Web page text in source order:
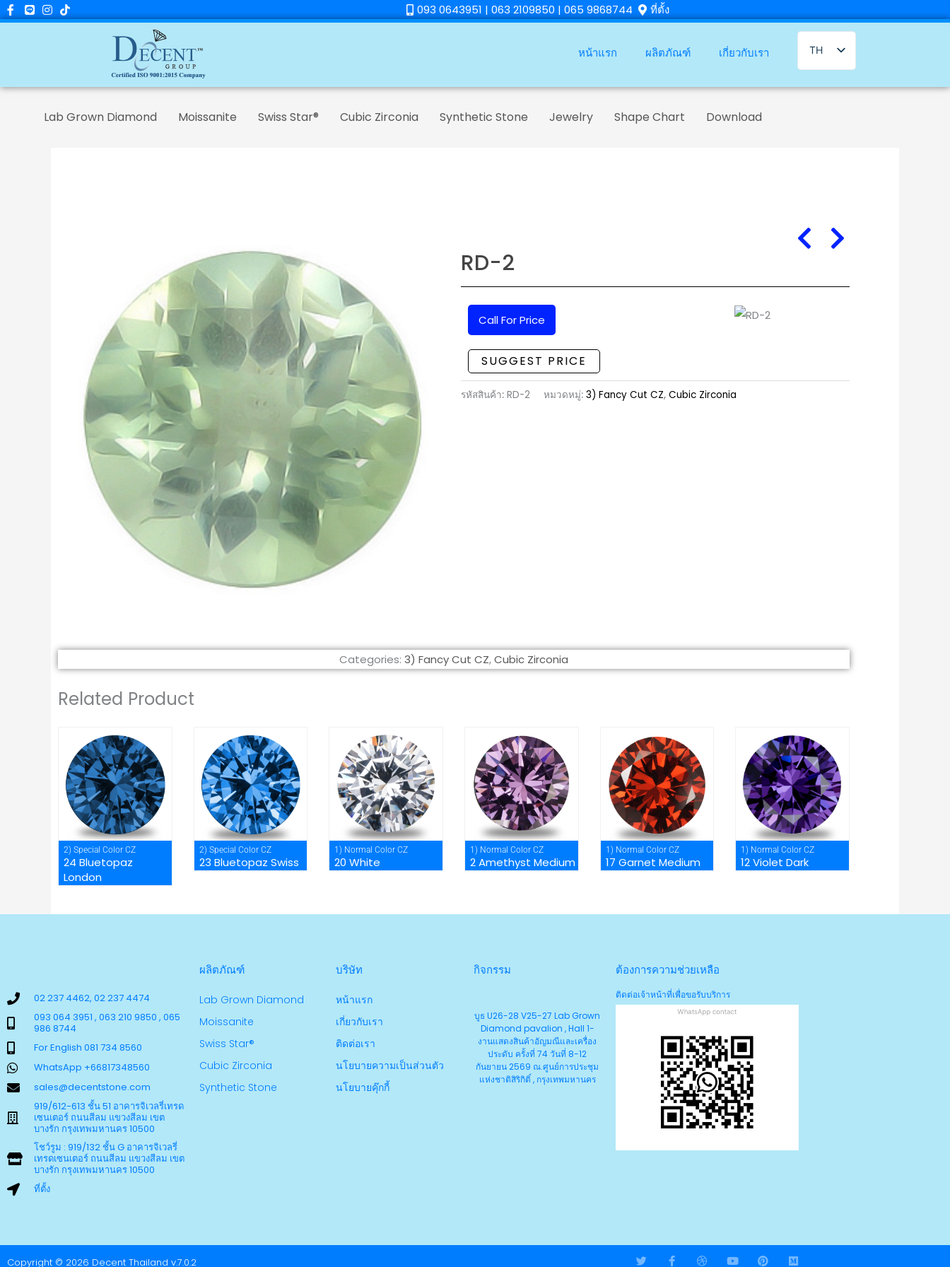
Skip
093 0643951 | 063 2109850 | 065 9868744 ที่ตั้ง
หน้าแรก ผลิตภัณฑ์ เกี่ยวกับเรา
TH
EN
Lab Grown Diamond Moissanite Swiss Star® Cubic Zirconia Synthetic Stone Jewelry Shape Chart Download
RD-2
Call For Price
SUGGEST PRICE
รหัสสินค้า: RD-2 หมวดหมู่: 3) Fancy Cut CZ, Cubic Zirconia
Categories: 3) Fancy Cut CZ,Cubic Zirconia
Related Product
2) Special Color CZ
24 Bluetopaz
London
2) Special Color CZ
23 Bluetopaz Swiss
1) Normal Color CZ
20 White
1) Normal Color CZ
2 Amethyst Medium
1) Normal Color CZ
17 Garnet Medium
1) Normal Color CZ
12 Violet Dark
02 237 4462, 02 237 4474
093 064 3951 , 063 210 9850 , 065
986 8744
For English 081 734 8560
WhatsApp +66817348560
sales@decentstone.com
919/612-613 ชั้น 51 อาคารจิเวลรี่เทรด
เซนเตอร์ ถนนสีลม แขวงสีลม เขต
บางรัก กรุงเทพมหานคร 10500
โชว์รูม : 919/132 ชั้น G อาคารจิเวลรี่
เทรดเซนเตอร์ ถนนสีลม แขวงสีลม เขต
บางรัก กรุงเทพมหานคร 10500
ที่ตั้ง
ผลิตภัณฑ์
Lab Grown Diamond
Moissanite
Swiss Star®
Cubic Zirconia
Synthetic Stone
บริษัท
หน้าแรก
เกี่ยวกับเรา
ติดต่อเรา
นโยบายความเป็นส่วนตัว
นโยบายคุ๊กกี้
กิจกรรม
บูธ U26-28 V25-27 Lab Grown
Diamond pavalion , Hall 1-
งานแสดงสินค้าอัญมณีและเครื่อง
ประดับ ครั้งที่ 74 วันที่ 8-12
กันยายน 2569 ณ.ศูนย์การประชุม
แห่งชาติสิริกิติ์ , กรุงเทพมหานคร
ต้องการความช่วยเหลือ
ติดต่อเจ้าหน้าที่เพื่อขอรับบริการ
Copyright © 2026 Decent Thailand v.7.0.2 T F D Y P M